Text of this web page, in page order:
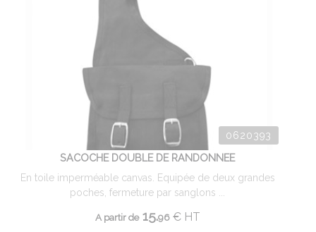
0620393
SACOCHE DOUBLE DE RANDONNEE
En toile imperméable canvas. Equipée de deux grandes
poches, fermeture par sanglons ...
A partir de15.96 €HT